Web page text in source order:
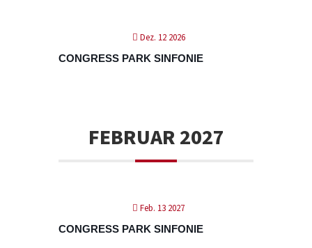
Dez. 12 2026
CONGRESS PARK SINFONIE
FEBRUAR 2027
Feb. 13 2027
CONGRESS PARK SINFONIE